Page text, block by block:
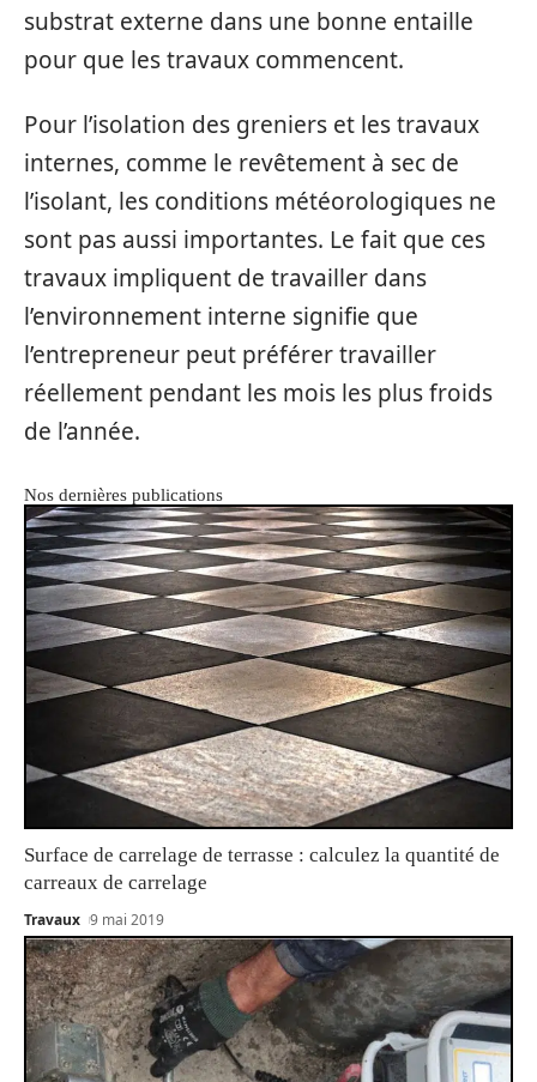
substrat externe dans une bonne entaille
pour que les travaux commencent.
Pour l’isolation des greniers et les travaux
internes, comme le revêtement à sec de
l’isolant, les conditions météorologiques ne
sont pas aussi importantes. Le fait que ces
travaux impliquent de travailler dans
l’environnement interne signifie que
l’entrepreneur peut préférer travailler
réellement pendant les mois les plus froids
de l’année.
Nos dernières publications
Surface de carrelage de terrasse : calculez la quantité de
carreaux de carrelage
Travaux 9 mai 2019